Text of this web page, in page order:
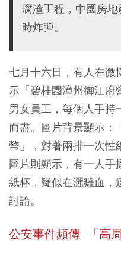
腐渣工程，中國房
時炸彈。
七月十六日，有人在微
示「碧桂園漳州御江府
男女員工，每個人手持
而盡。圖片背景顯示：
幣」，對著兩排一次性
圖片則顯示，有一人手
紙杯，疑似在灑雞血，
討論。
公安事件頻傳 「高